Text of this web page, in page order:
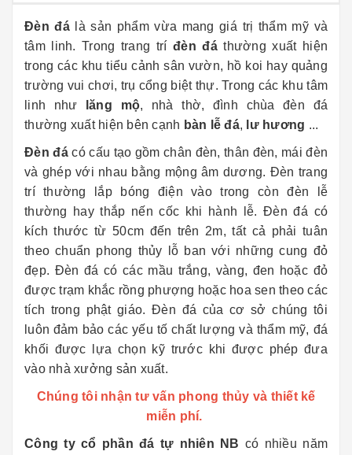
Đèn đálà sản phẩm vừa mang giá trị thẩm mỹ và
tâm linh. Trong trang tríđèn đáthường xuất hiện
trong các khu tiểu cảnh sân vườn, hồ koi hay quảng
trường vui chơi, trụ cổng biệt thự. Trong các khu tâm
linh như
lăng mộ, nhà thờ, đình chùa đèn đá
thường xuất hiện bên cạnh bàn lễ đá, lư hương ...
Đèn đácó cấu tạo gồm chân đèn, thân đèn, mái đèn
và ghép với nhau bằng mộng âm dương. Đèn trang
trí thường lắp bóng điện vào trong còn đèn lễ
thường hay thắp nến cốc khi hành lễ. Đèn đá có
kích thước từ 50cm đến trên 2m, tất cả phải tuân
theo chuẩn phong thủy lỗ ban với những cung đỏ
đẹp. Đèn đá có các mầu trắng, vàng, đen hoặc đỏ
được trạm khắc rồng phượng hoặc hoa sen theo các
tích trong phật giáo. Đèn đá của cơ sở chúng tôi
luôn đảm bảo các yếu tố chất lượng và thẩm mỹ, đá
khối được lựa chọn kỹ trước khi được phép đưa
vào nhà xưởng sản xuất.
Chúng tôi nhận tư vấn phong thủy và thiết kế
miễn phí.
Công ty cổ phần đá tự nhiên NB có nhiều năm